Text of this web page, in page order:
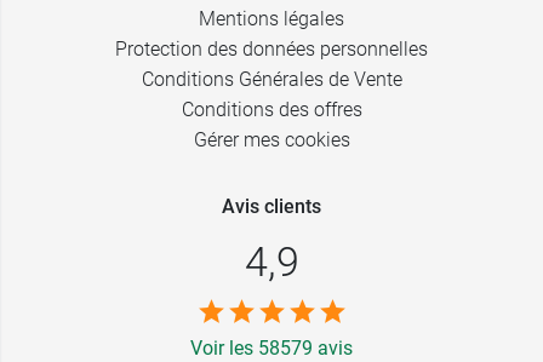
Mentions légales
Protection des données personnelles
Conditions Générales de Vente
Conditions des offres
Gérer mes cookies
Avis clients
4,9
Voir les 58579 avis